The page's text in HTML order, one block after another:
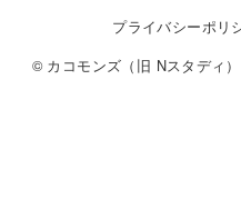
プライバシーポリ
© カコモンズ（旧 Nスタディ